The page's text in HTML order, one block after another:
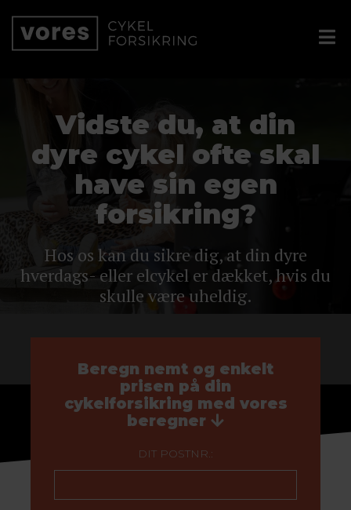
Vidste du, at din
dyre cykel ofte skal
have sin egen
forsikring?
Hos os kan du sikre dig, at din dyre
hverdags- eller elcykel er dækket, hvis du
skulle være uheldig.
Beregn nemt og enkelt
prisen på din
cykelforsikring med vores
beregner
DIT POSTNR.: